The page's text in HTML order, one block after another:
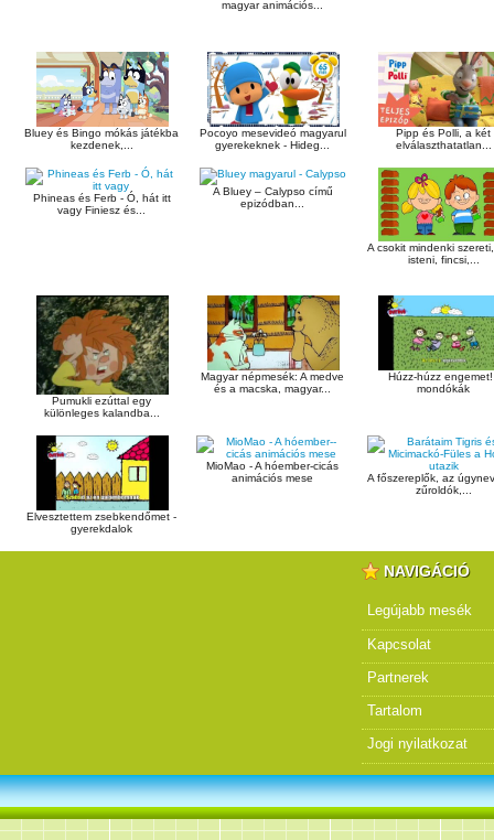
magyar animációs...
Bluey és Bingo mókás játékba
kezdenek,...
Pocoyo mesevideó magyarul
gyerekeknek - Hideg...
Pipp és Polli, a két
elválaszthatatlan...
Phineas és Ferb - Ó, hát itt
vagy Finiesz és...
A Bluey – Calypso című
epizódban...
A csokit mindenki
isteni, fincsi,...
Pumukli ezúttal egy
különleges kalandba...
Magyar népmesék: A medve
és a macska, magyar...
Húzz-húzz
mondókák
Elvesztettem zsebkendőmet -
gyerekdalok
MioMao - A hóember-cicás
animációs mese
A főszereplők, az
zűroldók,...
NAVIGÁCIÓ
Legújabb mesék
Kapcsolat
Partnerek
Tartalom
Jogi nyilatkozat